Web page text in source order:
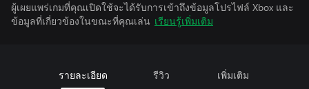
ผู้เผยแพร่เกมที่คุณเปิดใช้จะได้รับการเข้าถึงข้อมูลโปรไฟล์ Xbox และ
ข้อมูลที่เกี่ยวข้องในขณะที่คุณเล่น เรียนรู้เพิ่มเติม
รายละเอียด รีวิว เพิ่มเติม